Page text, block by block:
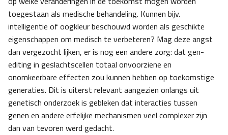
toegestaan als medische behandeling. Kunnen bijv.
intelligentie of oogkleur beschouwd worden als geschikte
eigenschappen om medisch te verbeteren? Mag deze angst
dan vergezocht lijken, er is nog een andere zorg: dat gen-
editing in geslachtscellen totaal onvoorziene en
onomkeerbare effecten zou kunnen hebben op toekomstige
generaties. Dit is uiterst relevant aangezien onlangs uit
genetisch onderzoek is gebleken dat interacties tussen
genen en andere erfelijke mechanismen veel complexer zijn
dan van tevoren werd gedacht.